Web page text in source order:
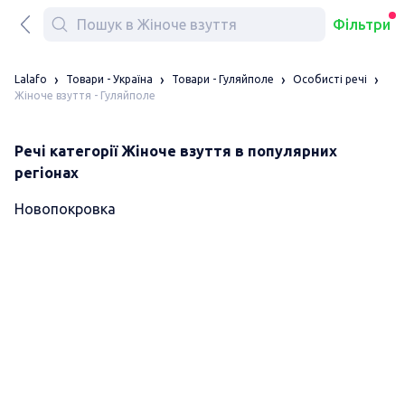
Фільтри
Lalafo Товари - Україна Товари - Гуляйполе
Особисті речі
Жіноче взуття - Гуляйполе
Речі категорії Жіноче взуття в популярних
регіонах
Новопокровка